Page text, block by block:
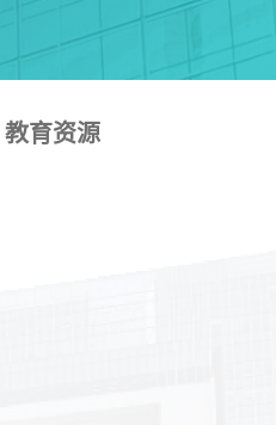
教育资源